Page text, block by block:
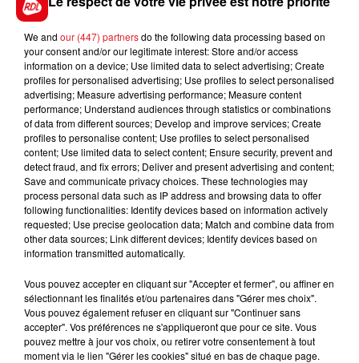
votre accord en cliquant sur le bouton ci-
dessous.
Afficher l'élément
Cet élément est masqué compte-tenu du refus
du dépôt de cookies que vous avez exprimé. Si
vous souhaitez l'afficher, merci de nous donner
votre accord en cliquant sur le bouton ci-
dessous.
Afficher l'élément
FIL D'ACTUS
We and our (447) partnersdo the following data processing based on
your consent and/or our legitimate interest: Store and/or access
information on a device; Use limited data to select advertising; Create
profiles for personalised advertising; Use profiles to select personalised
advertising; Measure advertising performance; Measure content
performance; Understand audiences through statistics or combinations
of data from different sources; Develop and improve services; Create
profiles to personalise content; Use profiles to select personalised
content; Use limited data to select content; Ensure security, prevent and
detect fraud, and fix errors; Deliver and present advertising and content;
Save and communicate privacy choices. These technologies may
process personal data such as IP address and browsing data to offer
following functionalities: Identify devices based on information actively
requested; Use precise geolocation data; Match and combine data from
other data sources; Link different devices; Identify devices based on
information transmitted automatically.
Vous pouvez accepter en cliquant sur "Accepter et fermer", ou affiner en
sélectionnant les finalités et/ou partenaires dans "Gérer mes choix".
Vous pouvez également refuser en cliquant sur "Continuer sans
accepter". Vos préférences ne s'appliqueront que pour ce site. Vous
pouvez mettre à jour vos choix, ou retirer votre consentement à tout
moment via le lien "Gérer les cookies" situé en bas de chaque page.